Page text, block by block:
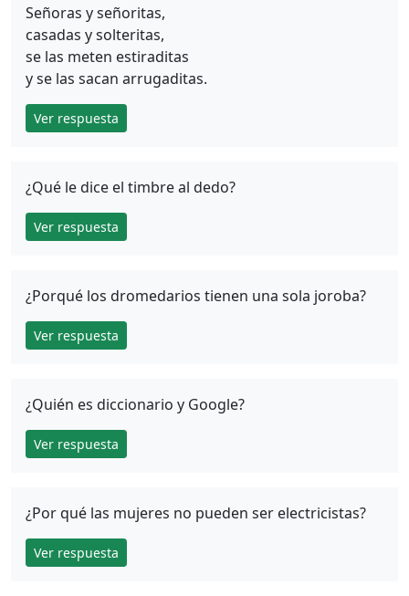
Señoras y señoritas,
casadas y solteritas,
se las meten estiraditas
y se las sacan arrugaditas.
Ver respuesta
¿Qué le dice el timbre al dedo?
Ver respuesta
¿Porqué los dromedarios tienen una sola joroba?
Ver respuesta
¿Quién es diccionario y Google?
Ver respuesta
¿Por qué las mujeres no pueden ser electricistas?
Ver respuesta